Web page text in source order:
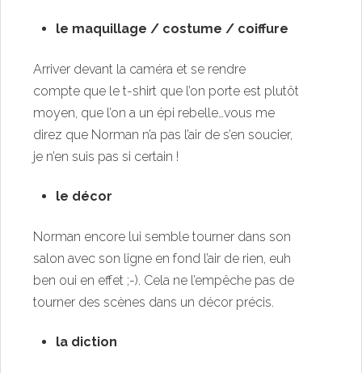
le maquillage / costume / coiffure
Arriver devant la caméra et se rendre
compte que le t-shirt que l’on porte est plutôt
moyen, que l’on a un épi rebelle…vous me
direz que Norman n’a pas l’air de s’en soucier,
je n’en suis pas si certain !
le décor
Norman encore lui semble tourner dans son
salon avec son ligne en fond l’air de rien, euh
ben oui en effet ;-). Cela ne l’empêche pas de
tourner des scènes dans un décor précis.
la diction